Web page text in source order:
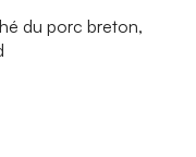
du porc breton,